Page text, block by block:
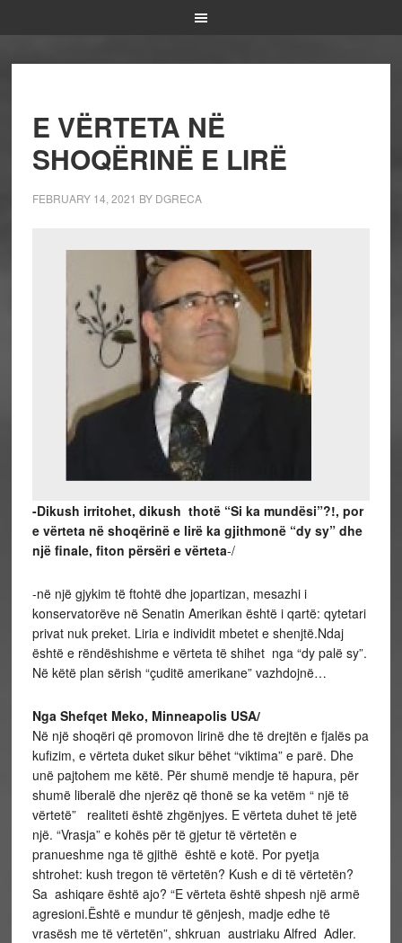
E VËRTETA NË
SHOQËRINË E LIRË
FEBRUARY 14, 2021 BY DGRECA
-Dikush irritohet, dikush thotë “Si ka mundësi”?!, por
e vërteta në shoqërinë e lirë ka gjithmonë “dy sy” dhe
një finale, fiton përsëri e vërteta-/
-në një gjykim të ftohtë dhe jopartizan, mesazhi i
konservatorëve në Senatin Amerikan është i qartë: qytetari
privat nuk preket. Liria e individit mbetet e shenjtë.Ndaj
është e rëndëshishme e vërteta të shihet nga “dy palë sy”.
Në këtë plan sërish “çuditë amerikane” vazhdojnë…
Nga Shefqet Meko, Minneapolis USA/
Në një shoqëri që promovon lirinë dhe të drejtën e fjalës pa
kufizim, e vërteta duket sikur bëhet “viktima” e parë. Dhe
unë pajtohem me këtë. Për shumë mendje të hapura, për
shumë liberalë dhe njerëz që thonë se ka vetëm “ një të
vërtetë” realiteti është zhgënjyes. E vërteta duhet të jetë
një. “Vrasja” e kohës për të gjetur të vërtetën e
pranueshme nga të gjithë është e kotë. Por pyetja
shtrohet: kush tregon të vërtetën? Kush e di të vërtetën?
Sa ashiqare është ajo? “E vërteta është shpesh një armë
agresioni.Është e mundur të gënjesh, madje edhe të
vrasësh me të vërtetën”, shkruan austriaku Alfred Adler.